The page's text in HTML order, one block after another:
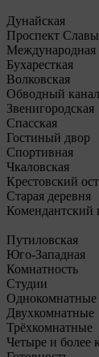
Дунайская
Проспект Славы
Международная
Бухаресткая
Волковская
Обводный канал
Звенигородская
Спасская
Гостиный двор
Спортивная
Чкаловская
Крестовский
Старая деревня
Комендантский
Путиловская
Юго-Западная
Комнатность
Студии
Однокомнатные
Двухкомнатные
Трёхкомнатные
Четыре и более